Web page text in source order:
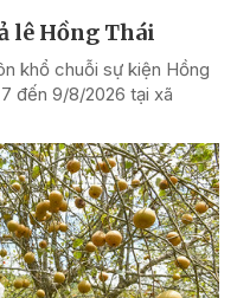
lê Hồng Thái
khổ chuỗi sự kiện Hồng
đến 9/8/2026 tại xã